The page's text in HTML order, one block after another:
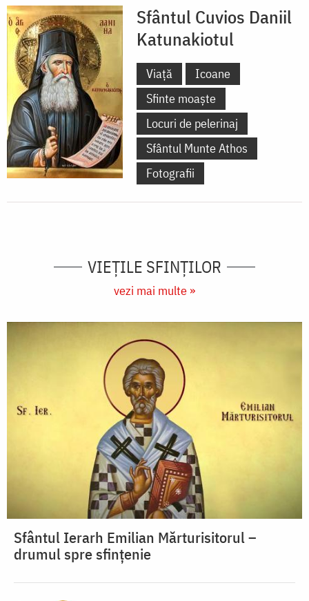
Sfântul Cuvios Daniil
Katunakiotul
Viață
Icoane
Sfinte moaște
Locuri de pelerinaj
Sfântul Munte Athos
Fotografii
VIEŢILE SFINŢILOR
vezi mai multe »
Sfântul Ierarh Emilian Mărturisitorul –
drumul spre sfințenie